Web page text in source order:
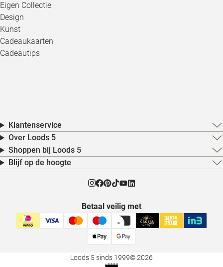
Eigen Collectie
Design
Kunst
Cadeaukaarten
Cadeautips
Klantenservice
Over Loods 5
Shoppen bij Loods 5
Blijf op de hoogte
Betaal veilig met
Loods 5 sinds 1999© 2026